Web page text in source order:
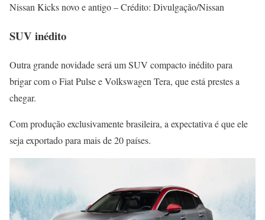
Nissan Kicks novo e antigo – Crédito: Divulgação/Nissan
SUV inédito
Outra grande novidade será um SUV compacto inédito para
brigar com o Fiat Pulse e Volkswagen Tera, que está prestes a
chegar.
Com produção exclusivamente brasileira, a expectativa é que ele
seja exportado para mais de 20 países.